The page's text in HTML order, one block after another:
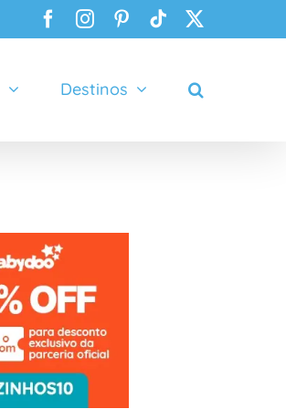
Facebook
InstagramPinterest
Tiktok
Destinos